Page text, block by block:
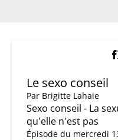
Le sexo conseil
Par Brigitte Lahaie
Sexo conseil - La
qu'elle n'est pas
Épisode du mercredi